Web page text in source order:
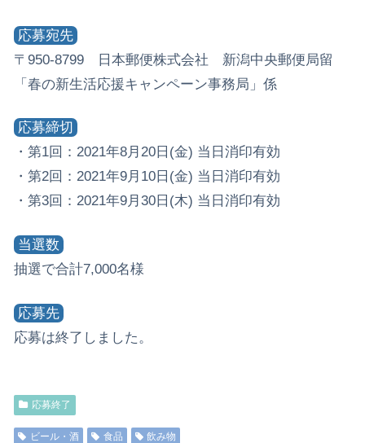
応募宛先
〒950-8799 日本郵便株式会社 新潟中央郵便局留
「春の新生活応援キャンペーン事務局」係
応募締切
・第1回：2021年8月20日(金) 当日消印有効
・第2回：2021年9月10日(金) 当日消印有効
・第3回：2021年9月30日(木) 当日消印有効
当選数
抽選で合計7,000名様
応募先
応募は終了しました。
応募終了
ビール・酒 食品 飲み物